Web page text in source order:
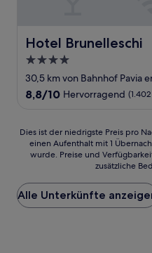
Hotel Brunelleschi
Hotel Brunelleschi
4.0-
Sterne-
Unterkunft
30,5 km von Bahnhof Pavia
8.8
Hervorragend,
(1.402
Bewertungen)
8,8/10 Hervorragend
Dies
der
Preis
pro
Nacht,
Dies ist der niedrigste Preis pro
einen Aufenthalt mit 1
wurde. Preise und
zusätzliche
Alle Unterkünfte